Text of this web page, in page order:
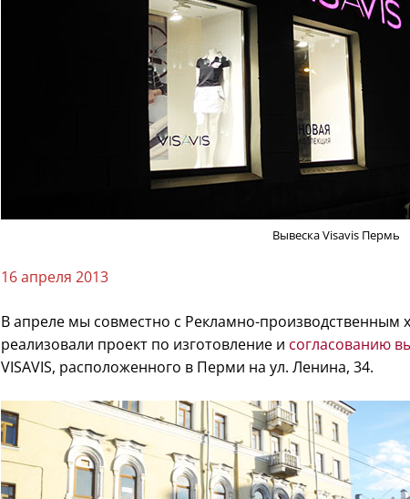
Вывеска Visavis Пермь
16 апреля 2013
В апреле мы совместно с Рекламно-производственным
реализовали проект по изготовление и согласованию
VISAVIS, расположенного в Перми на ул. Ленина, 34.